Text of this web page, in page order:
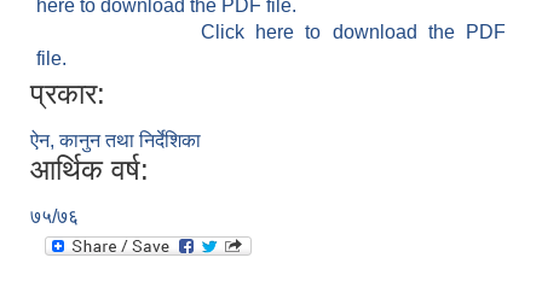
here to download the PDF file.
Click here to download the PDF
file.
प्रकार:
ऐन, कानुन तथा निर्देशिका
आर्थिक वर्ष:
७५/७६